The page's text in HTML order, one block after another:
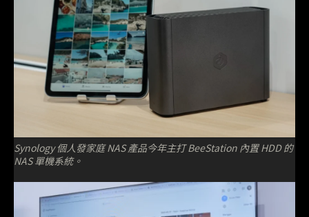
Synology 個人發家庭 NAS 產品今年主打 BeeStation 內置 HDD 的
NAS 單機系統。